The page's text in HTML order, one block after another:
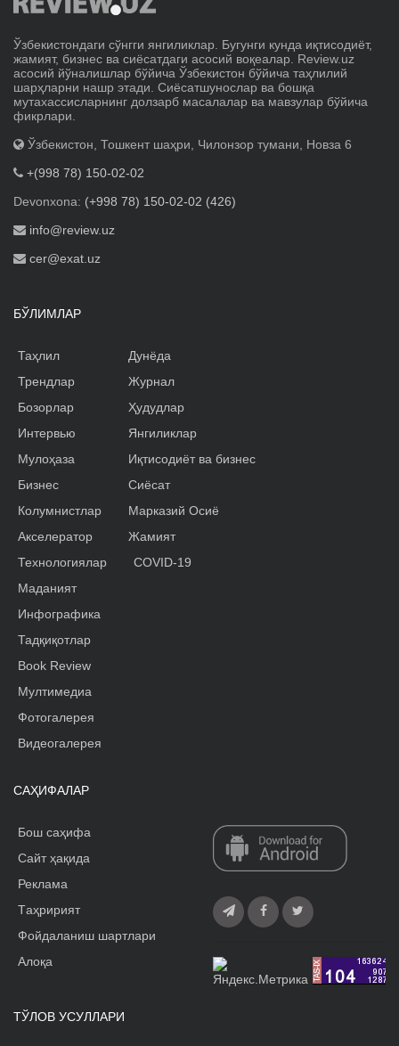
Ўзбекистондаги сўнгги янгиликлар. Бугунги кунда иқтисодиёт,
жамият, бизнес ва сиёсатдаги асосий воқеалар. Review.uz
асосий йўналишлар бўйича Ўзбекистон бўйича таҳлилий
шарҳларни нашр этади. Сиёсатшунослар ва бошқа
мутахассисларнинг долзарб масалалар ва мавзулар бўйича
фикрлари.
Ўзбекистон, Тошкент шаҳри, Чилонзор тумани, Новза 6
+(998 78) 150-02-02
Devonxona: (+998 78) 150-02-02 (426)
info@review.uz
cer@exat.uz
БЎЛИМЛАР
Таҳлил
Трендлар
Бозорлар
Интервью
Мулоҳаза
Бизнес
Колумнистлар
Акселератор
Дунёда
Журнал
Ҳудудлар
Янгиликлар
Иқтисодиёт ва бизнес
Сиёсат
Марказий Осиё
Жамият
Технологиялар
Маданият
Инфографика
Тадқиқотлар
Book Review
Мултимедиа
Фотогалерея
Видеогалерея
COVID-19
САҲИФАЛАР
Бош саҳифа
Сайт ҳақида
Реклама
Tаҳририят
Фойдаланиш шартлари
Алоқа
ТЎЛОВ УСУЛЛАРИ